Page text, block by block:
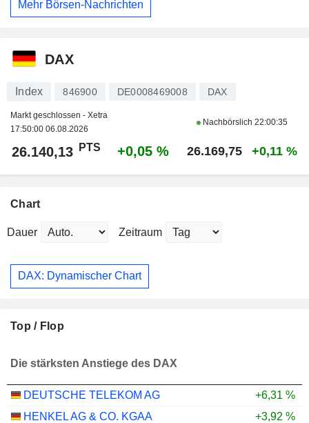
Mehr Börsen-Nachrichten
DAX
Index 846900 DE0008469008 DAX
Markt geschlossen - Xetra
17:50:00 06.08.2026
Nachbörslich 22:00:35
26.140,13 PTS +0,05 % 26.169,75 +0,11 %
Chart
Dauer Zeitraum
DAX: Dynamischer Chart
Top / Flop
Die stärksten Anstiege des DAX
DEUTSCHE TELEKOM AG
+6,31 %
HENKEL AG & CO. KGAA
+3,92 %